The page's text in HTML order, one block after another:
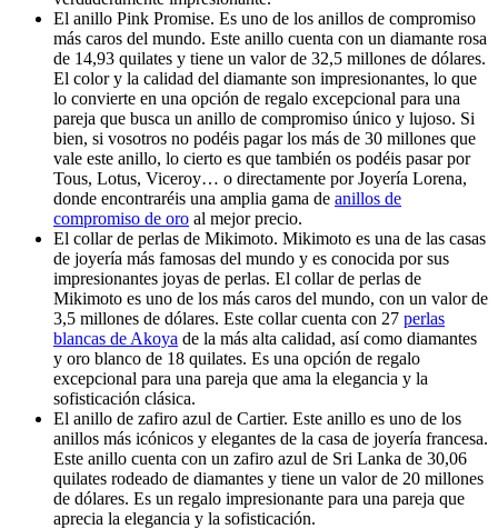
El anillo Pink Promise. Es uno de los anillos de compromiso
más caros del mundo. Este anillo cuenta con un diamante rosa
de 14,93 quilates y tiene un valor de 32,5 millones de dólares.
El color y la calidad del diamante son impresionantes, lo que
lo convierte en una opción de regalo excepcional para una
pareja que busca un anillo de compromiso único y lujoso. Si
bien, si vosotros no podéis pagar los más de 30 millones que
vale este anillo, lo cierto es que también os podéis pasar por
Tous, Lotus, Viceroy… o directamente por Joyería Lorena,
donde encontraréis una amplia gama de anillos de
compromiso de oro al mejor precio.
El collar de perlas de Mikimoto. Mikimoto es una de las casas
de joyería más famosas del mundo y es conocida por sus
impresionantes joyas de perlas. El collar de perlas de
Mikimoto es uno de los más caros del mundo, con un valor de
3,5 millones de dólares. Este collar cuenta con 27 perlas
blancas de Akoya de la más alta calidad, así como diamantes
y oro blanco de 18 quilates. Es una opción de regalo
excepcional para una pareja que ama la elegancia y la
sofisticación clásica.
El anillo de zafiro azul de Cartier. Este anillo es uno de los
anillos más icónicos y elegantes de la casa de joyería francesa.
Este anillo cuenta con un zafiro azul de Sri Lanka de 30,06
quilates rodeado de diamantes y tiene un valor de 20 millones
de dólares. Es un regalo impresionante para una pareja que
aprecia la elegancia y la sofisticación.